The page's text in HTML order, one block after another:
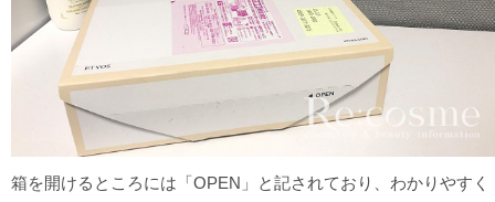
箱を開けるところには「OPEN」と記されており、わかりやすく